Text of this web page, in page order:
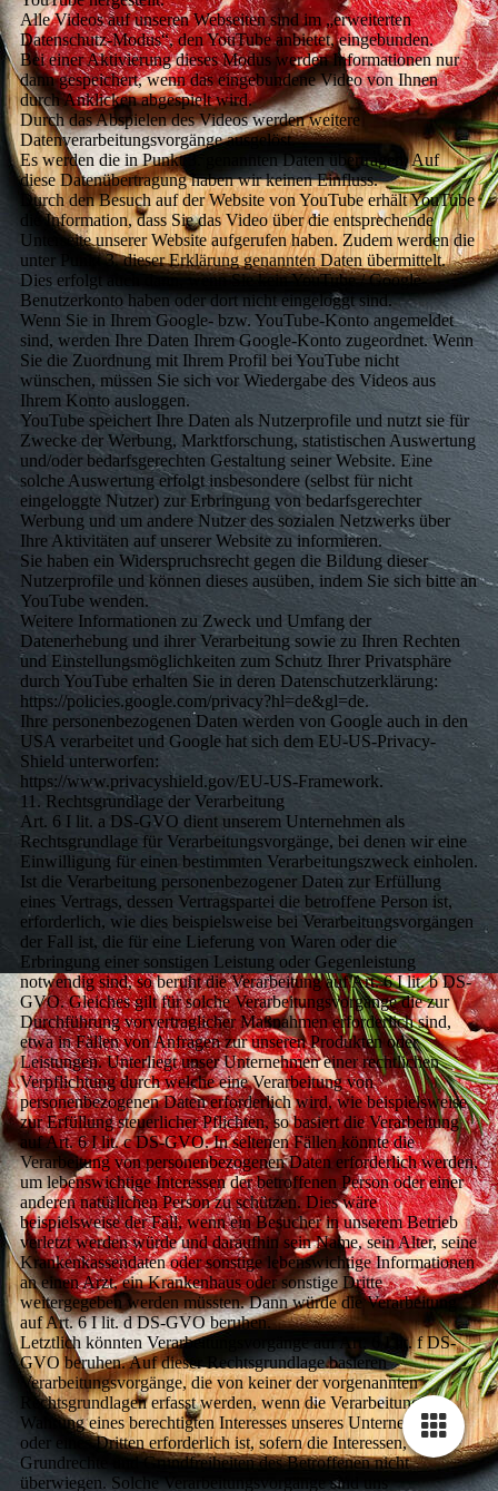
Alle Videos auf unseren Webseiten sind im „erweiterten
Datenschutz-Modus“, den YouTube anbietet, eingebunden.
Bei einer Aktivierung dieses Modus werden Informationen nur
dann gespeichert, wenn das eingebundene Video von Ihnen
durch Anklicken abgespielt wird.
Durch das Abspielen des Videos werden weitere
Datenverarbeitungsvorgänge ausgelöst.
Es werden die in Punkt 3. genannten Daten übertragen. Auf
diese Datenübertragung haben wir keinen Einfluss.
Durch den Besuch auf der Website von YouTube erhält YouTube
die Information, dass Sie das Video über die entsprechende
Unterseite unserer Website aufgerufen haben. Zudem werden die
unter Punkt 3. dieser Erklärung genannten Daten übermittelt.
Dies erfolgt auch dann, wenn Sie kein YouTube / Google-
Benutzerkonto haben oder dort nicht eingeloggt sind.
Wenn Sie in Ihrem Google- bzw. YouTube-Konto angemeldet
sind, werden Ihre Daten Ihrem Google-Konto zugeordnet. Wenn
Sie die Zuordnung mit Ihrem Profil bei YouTube nicht
wünschen, müssen Sie sich vor Wiedergabe des Videos aus
Ihrem Konto ausloggen.
YouTube speichert Ihre Daten als Nutzerprofile und nutzt sie für
Zwecke der Werbung, Marktforschung, statistischen Auswertung
und/oder bedarfsgerechten Gestaltung seiner Website. Eine
solche Auswertung erfolgt insbesondere (selbst für nicht
eingeloggte Nutzer) zur Erbringung von bedarfsgerechter
Werbung und um andere Nutzer des sozialen Netzwerks über
Ihre Aktivitäten auf unserer Website zu informieren.
Sie haben ein Widerspruchsrecht gegen die Bildung dieser
Nutzerprofile und können dieses ausüben, indem Sie sich bitte an
YouTube wenden.
Weitere Informationen zu Zweck und Umfang der
Datenerhebung und ihrer Verarbeitung sowie zu Ihren Rechten
und Einstellungsmöglichkeiten zum Schutz Ihrer Privatsphäre
durch YouTube erhalten Sie in deren Datenschutzerklärung:
https://policies.google.com/privacy?hl=de&gl=de.
Ihre personenbezogenen Daten werden von Google auch in den
USA verarbeitet und Google hat sich dem EU-US-Privacy-
Shield unterworfen:
https://www.privacyshield.gov/EU-US-Framework.
11. Rechtsgrundlage der Verarbeitung
Art. 6 I lit. a DS-GVO dient unserem Unternehmen als
Rechtsgrundlage für Verarbeitungsvorgänge, bei denen wir eine
Einwilligung für einen bestimmten Verarbeitungszweck einholen.
Ist die Verarbeitung personenbezogener Daten zur Erfüllung
eines Vertrags, dessen Vertragspartei die betroffene Person ist,
erforderlich, wie dies beispielsweise bei Verarbeitungsvorgängen
der Fall ist, die für eine Lieferung von Waren oder die
Erbringung einer sonstigen Leistung oder Gegenleistung
notwendig sind, so beruht die Verarbeitung auf Art. 6 I lit. b DS-
GVO. Gleiches gilt für solche Verarbeitungsvorgänge die zur
Durchführung vorvertraglicher Maßnahmen erforderlich sind,
etwa in Fällen von Anfragen zur unseren Produkten oder
Leistungen. Unterliegt unser Unternehmen einer rechtlichen
Verpflichtung durch welche eine Verarbeitung von
personenbezogenen Daten erforderlich wird, wie beispielsweise
zur Erfüllung steuerlicher Pflichten, so basiert die Verarbeitung
auf Art. 6 I lit. c DS-GVO. In seltenen Fällen könnte die
Verarbeitung von personenbezogenen Daten erforderlich werden,
um lebenswichtige Interessen der betroffenen Person oder einer
anderen natürlichen Person zu schützen. Dies wäre
beispielsweise der Fall, wenn ein Besucher in unserem Betrieb
verletzt werden würde und daraufhin sein Name, sein Alter, seine
Krankenkassendaten oder sonstige lebenswichtige Informationen
an einen Arzt, ein Krankenhaus oder sonstige Dritte
weitergegeben werden müssten. Dann würde die Verarbeitung
auf Art. 6 I lit. d DS-GVO beruhen.
Letztlich könnten Verarbeitungsvorgänge auf Art. 6 I lit. f DS-
GVO beruhen. Auf dieser Rechtsgrundlage basieren
Verarbeitungsvorgänge, die von keiner der vorgenannten
Rechtsgrundlagen erfasst werden, wenn die Verarbeitung zur
Wahrung eines berechtigten Interesses unseres Unternehmens
oder eines Dritten erforderlich ist, sofern die Interessen,
Grundrechte und Grundfreiheiten des Betroffenen nicht
überwiegen. Solche Verarbeitungsvorgänge sind uns